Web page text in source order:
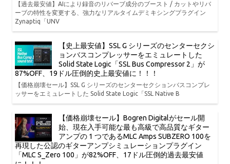
【過去最安値】AIにより録音のリバーブ成分のブースト / カットやリバ
ーブの特性を変更する、強力なリアルタイムデミキシングプラグイン
Zynaptiq「UNV
【史上最安値】SSL G シリーズのセンターセクシ
ョンバスコンプレッサーをエミュレートした
Solid State Logic「SSL Bus Compressor 2」が
87%OFF、19ドル圧倒的史上最安値に！！！
【価格崩壊セール】SSL G シリーズのセンターセクションバスコンプレ
ッサーをエミュレートした Solid State Logic「SSL Native B
【価格崩壊セール】Bogren Digitalがセール開
始、現在入手可能な最も高級で高品質なギター
アンプの 1 つであるMLC Amps SUBZERO 100を
再現した公認のギターアンプシミュレーションプラグイン
「MLC S_Zero 100」が82%OFF、17ドル圧倒的過去最安値